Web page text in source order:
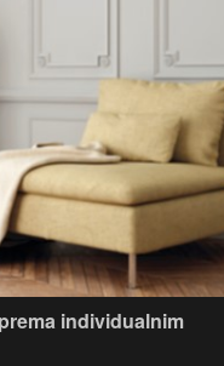
individualnim